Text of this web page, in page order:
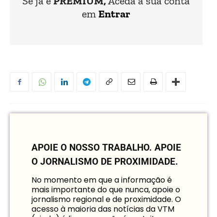
emEntrar
APOIE O NOSSO TRABALHO. APOIE
O JORNALISMO DE PROXIMIDADE.
No momento em que a informação é
mais importante do que nunca, apoie o
jornalismo regional e de proximidade. O
acesso à maioria das notícias da VTM